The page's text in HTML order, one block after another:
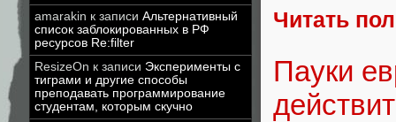
amarakin к записи Альтернативный
список заблокированных в РФ
ресурсов Re:filter
ResizeOn к записи Эксперименты с
тиграми и другие способы
преподавать программирование
студентам, которым скучно
Читать
Пауки